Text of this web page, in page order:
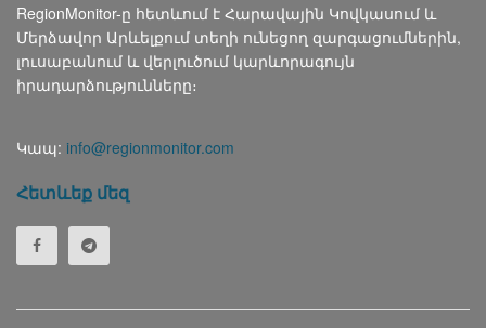
RegionMonitor-ը հետևում է Հարավային Կովկասում և
Մերձավոր Արևելքում տեղի ունեցող զարգացումներին,
լուսաբանում և վերլուծում կարևորագույն
իրադարձությունները։
Կապ: info@regionmonitor.com
Հետևեք մեզ